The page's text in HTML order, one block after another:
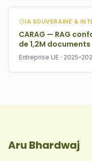
IA SOUVERAINE &
CARAG — RAG
de 1,2M documents
Entreprise UE ·
Aru Bhardwaj